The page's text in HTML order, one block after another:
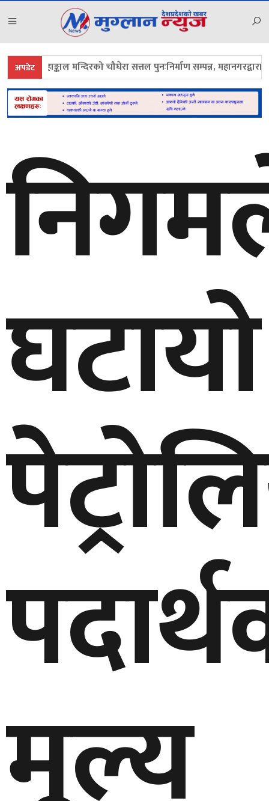
अपडेट
महाङ्काल मन्दिरको चौघेरा सत्तल पुनःनिर्माण सम्पन्न, महानगरद्वारा
घटायो